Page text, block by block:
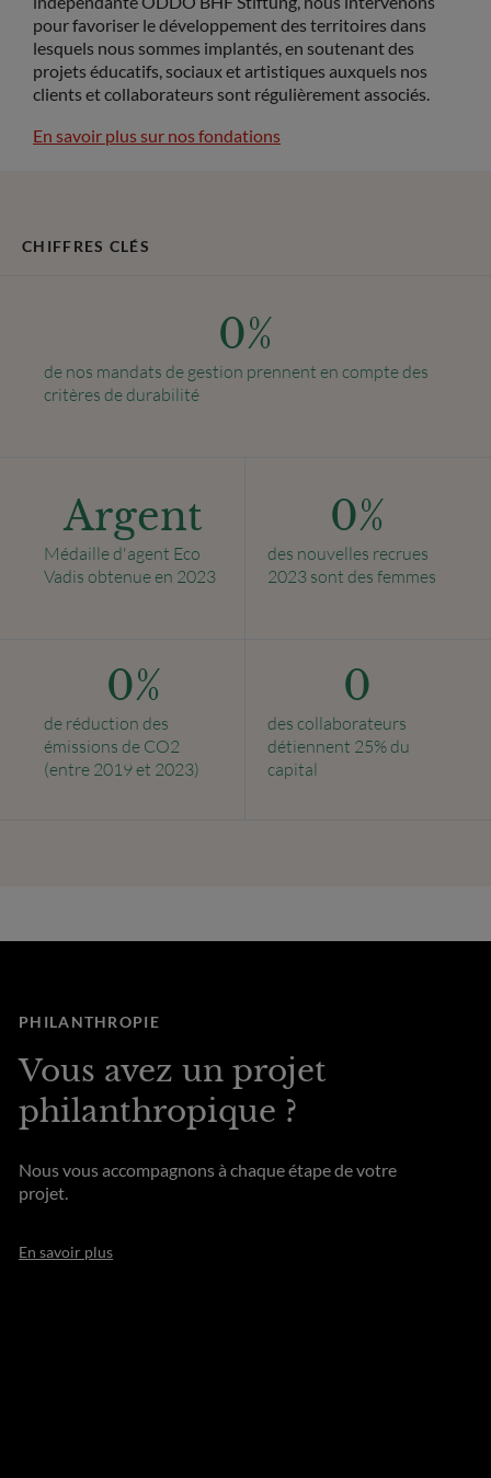
PAYS
pour favoriser le développement des territoires dans
lesquels nous sommes implantés, en soutenant des
projets éducatifs, sociaux et artistiques auxquels nos
clients et collaborateurs sont régulièrement associés.
En savoir plus sur nos fondations
CHIFFRES CLÉS
0%
de nos mandats de gestion prennent en compte des
critères de durabilité
Argent
Médaille d'agent Eco
Vadis obtenue en 2023
0%
des nouvelles recrues
2023 sont des femmes
0%
de réduction des
émissions de CO2
(entre 2019 et 2023)
0
des collaborateurs
détiennent 25% du
capital
PHILANTHROPIE
Vous avez un projet
philanthropique ?
Nous vous accompagnons à chaque étape de votre
projet.
En savoir plus